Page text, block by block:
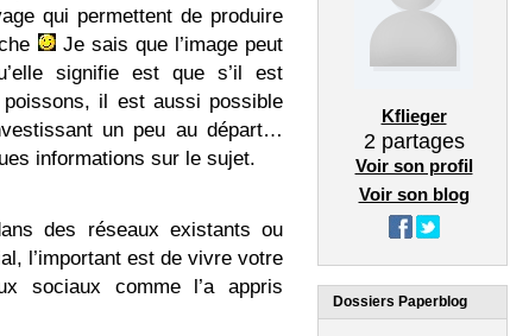
qui permettent de produire
Je sais que l’image peut
signifie est que s’il est
il est aussi possible
un peu au départ…
informations sur le sujet.
des réseaux existants ou
l’important est de vivre votre
sociaux comme l’a appris
Kflieger
2partages
Voir son profil
Voir son blog
Dossiers Paperblog